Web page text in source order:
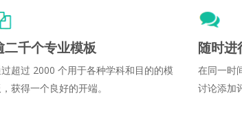
二千个专业模板
超过 2000 个用于各种学科和目的的模
获得一个良好的开端。
随时进
在同一时
讨论添加